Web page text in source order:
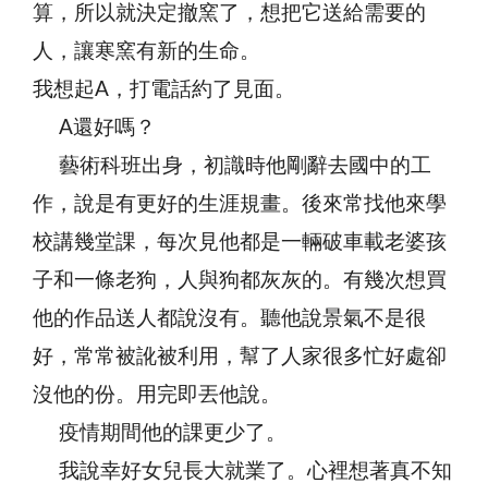
算，所以就決定撤窯了，想把它送給需要的
人，讓寒窯有新的生命。
我想起A，打電話約了見面。
A還好嗎？
藝術科班出身，初識時他剛辭去國中的工
作，說是有更好的生涯規畫。後來常找他來學
校講幾堂課，每次見他都是一輛破車載老婆孩
子和一條老狗，人與狗都灰灰的。有幾次想買
他的作品送人都說沒有。聽他說景氣不是很
好，常常被訛被利用，幫了人家很多忙好處卻
沒他的份。用完即丟他說。
疫情期間他的課更少了。
我說幸好女兒長大就業了。心裡想著真不知